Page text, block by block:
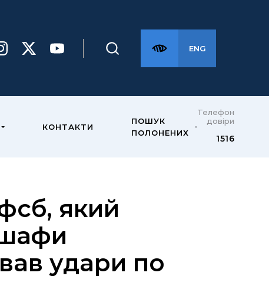
ENG
КОНТАКТИ
ПОШУК
ПОЛОНЕНИХ
Телефон
довіри
1516
який
удари по